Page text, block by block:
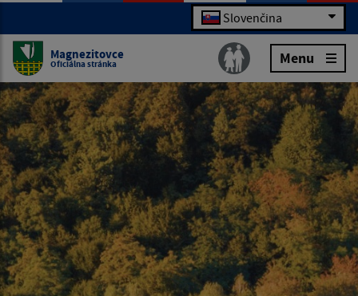
Slovenčina
Magnezitovce
Oficiálna stránka Menu